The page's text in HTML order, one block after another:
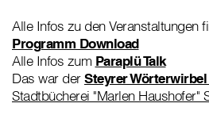
Alle Infos zu den Veranstaltungen
Programm Download
Alle Infos zum Paraplü Talk
Das war derSteyrer Wörterwirbel
Stadtbücherei "Marlen Haushofer"